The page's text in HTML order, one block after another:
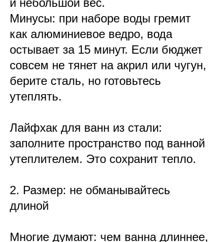
Минусы: при наборе воды гремит
как алюминиевое ведро, вода
остывает за 15 минут. Если бюджет
совсем не тянет на акрил или чугун,
берите сталь, но готовьтесь
утеплять.
Лайфхак для ванн из стали:
заполните пространство под ванной
утеплителем. Это сохранит тепло.
2. Размер: не обманывайтесь
длиной
Многие думают: чем ванна длиннее,